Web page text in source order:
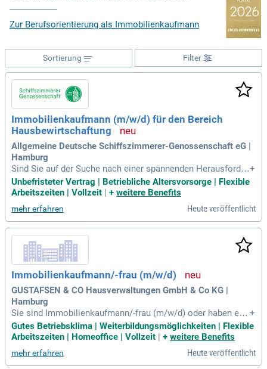
Zur Berufsorientierung als Immobilienkaufmann
Filter
Sortierung
Immobilienkaufmann (m/w/d) für den Bereich
Hausbewirtschaftung
Allgemeine Deutsche Schiffszimmerer-Genossenschaft eG |
Hamburg
Sind Sie auf der Suche nach einer spannenden Herausforder
ung als Immobilienkaufmann (m⁠/⁠w⁠/⁠d) in der Hausbewirtsch
aftung? Ihre Hauptaufgaben umfassen die eigenständige Ers
e Kontrolle externer Dienstleister. Auch die Prüfung von Rec
hnungen auf Richtigkeit und Buchung gehört zu Ihrem Tätigk
eitsfeld. Neben der Kalkulation von Nebenkostenvorauszahl
ungen unterstützen Sie die Erstellung des Jahresabschlusse
s. Sie bringen eine abgeschlossene Ausbildung zum Immobi
lienkaufmann oder eine ähnliche kaufmännische Qualifikati
on mit und verfügen über relevante Berufserfahrung. Kommu
nikationsstärke und Teamfähigkeit runden Ihr Profil ab.
+
Unbefristeter Vertrag | Betriebliche Altersvorsorge | Flexible
Arbeitszeiten | Vollzeit | + weitere Benefits
mehr erfahren Heute veröffentlicht
Immobilienkaufmann/-frau (m/w/d)
GUSTAFSEN & CO Hausverwaltungen GmbH & Co KG |
Hamburg
Sie sind Immobilienkaufmann/-frau (m/w/d) oder haben ein
e vergleichbare Ausbildung? Mit Erfahrung in der Immobilien
verwaltung und sicheren Kenntnissen in Hausverwaltungspr
hen eine kommunikationsstarke Persönlichkeit, die selbstst
+
Gutes Betriebsklima | Weiterbildungsmöglichkeiten | Flexible
Arbeitszeiten | Homeoffice | Vollzeit
+ weitere Benefits
mehr erfahren Heute veröffentlicht